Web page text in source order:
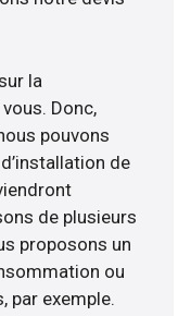
la
Donc,
pouvons
de
de plusieurs
proposons un
ou
par exemple.